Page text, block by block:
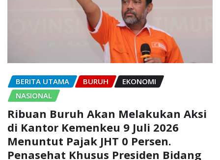
BERITA UTAMA BURUH
EKONOMI
NASIONAL
Ribuan Buruh Akan Melakukan Aksi
di Kantor Kemenkeu 9 Juli 2026
Menuntut Pajak JHT 0 Persen.
Penasehat Khusus Presiden Bidang